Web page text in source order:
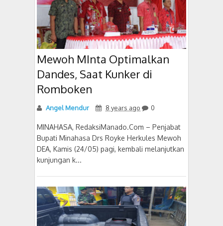
Mewoh MInta Optimalkan
Dandes, Saat Kunker di
Romboken
Angel Mendur 8 years ago 0
MINAHASA, RedaksiManado.Com – Penjabat
Bupati Minahasa Drs Royke Herkules Mewoh
DEA, Kamis (24/05) pagi, kembali melanjutkan
kunjungan k...